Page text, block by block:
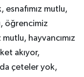
esnafımız mutlu,
öğrencimiz
hayvancımız
akıyor,
çeteler yok,